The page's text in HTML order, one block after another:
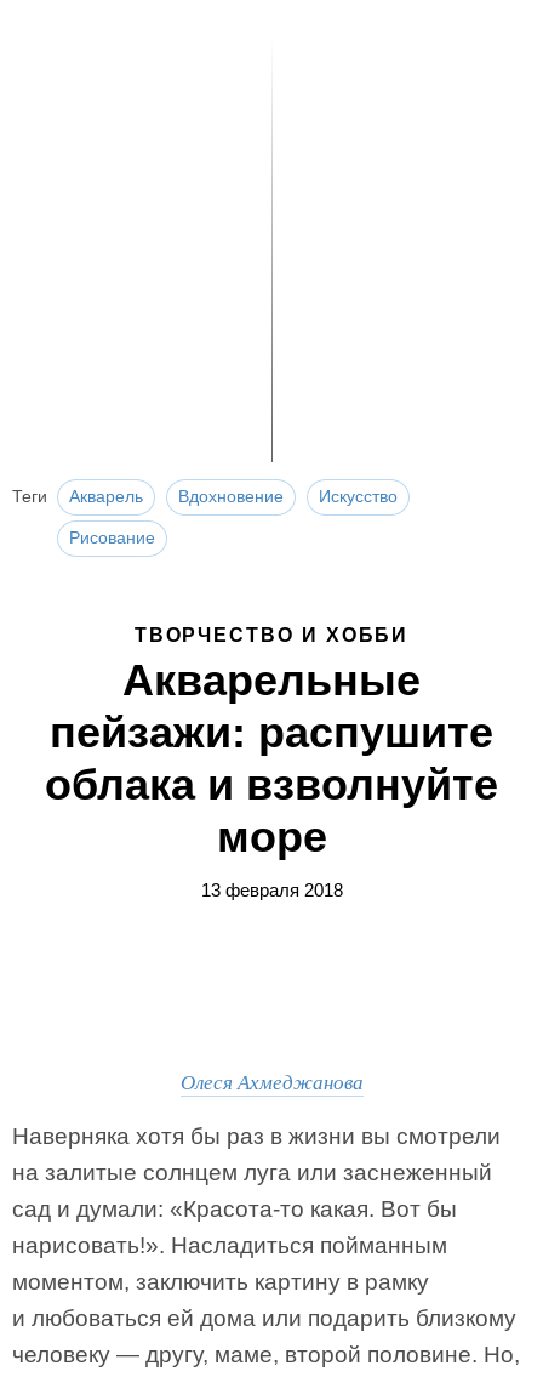
Теги Акварель Вдохновение Искусство
Рисование
ТВОРЧЕСТВО И ХОББИ
Акварельные
пейзажи: распушите
облака и взволнуйте
море
13 февраля 2018
Олеся Ахмеджанова
Наверняка хотя бы раз в жизни вы смотрели
на залитые солнцем луга или заснеженный
сад и думали: «Красота-то какая. Вот бы
нарисовать!». Насладиться пойманным
моментом, заключить картину в рамку
и любоваться ей дома или подарить близкому
человеку — другу, маме, второй половине. Но,